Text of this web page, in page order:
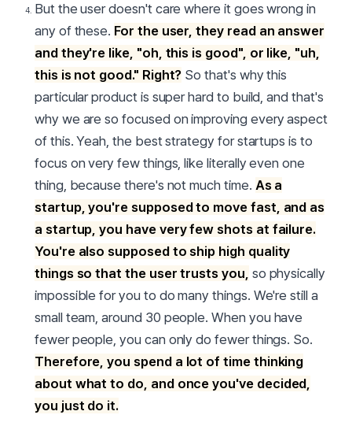
But the user doesn't care where it goes wrong in
any of these. For the user, they read an answer
and they're like, "oh, this is good", or like, "uh,
this is not good." Right? So that's why this
particular product is super hard to build, and that's
why we are so focused on improving every aspect
of this. Yeah, the best strategy for startups is to
focus on very few things, like literally even one
thing, because there's not much time. As a
startup, you're supposed to move fast, and as
a startup, you have very few shots at failure.
You're also supposed to ship high quality
things so that the user trusts you, so physically
impossible for you to do many things. We're still a
small team, around 30 people. When you have
fewer people, you can only do fewer things. So.
Therefore, you spend a lot of time thinking
about what to do, and once you've decided,
you just do it.